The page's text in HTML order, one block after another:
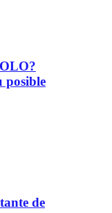
posible
de